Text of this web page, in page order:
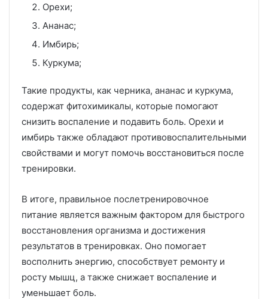
Орехи;
Ананас;
Имбирь;
Куркума;
Такие продукты, как черника, ананас и куркума,
содержат фитохимикалы, которые помогают
снизить воспаление и подавить боль. Орехи и
имбирь также обладают противовоспалительными
свойствами и могут помочь восстановиться после
тренировки.
В итоге, правильное послетренировочное
питание является важным фактором для быстрого
восстановления организма и достижения
результатов в тренировках. Оно помогает
восполнить энергию, способствует ремонту и
росту мышц, а также снижает воспаление и
уменьшает боль.